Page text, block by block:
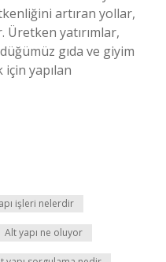
artıran yollar,
Üretken yatırımlar,
gıda ve giyim
yapılan
işleri nelerdir
Alt yapı ne oluyor